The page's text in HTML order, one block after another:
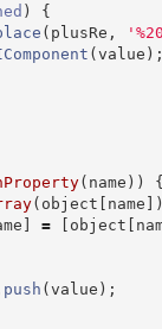
)
{
( plusRe , '
(value )
( name ) )
( object [ name ]
] = [ object [
push (value ) ;